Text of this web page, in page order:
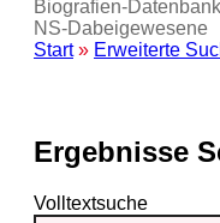
Biografien-
NS‑Dabeigewesene
Start» Erweiterte
Ergebnisse
Volltextsuche